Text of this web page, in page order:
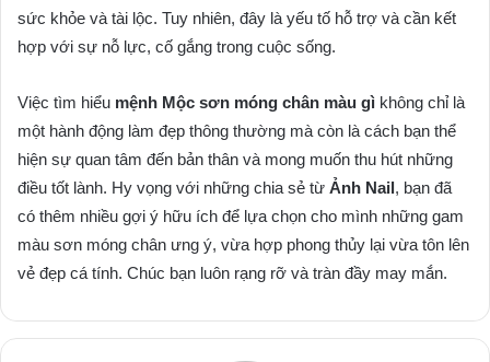
sức khỏe và tài lộc. Tuy nhiên, đây là yếu tố hỗ trợ và cần kết
hợp với sự nỗ lực, cố gắng trong cuộc sống.
Việc tìm hiểu mệnh Mộc sơn móng chân màu gì không chỉ là
một hành động làm đẹp thông thường mà còn là cách bạn thể
hiện sự quan tâm đến bản thân và mong muốn thu hút những
điều tốt lành. Hy vọng với những chia sẻ từ Ảnh Nail, bạn đã
có thêm nhiều gợi ý hữu ích để lựa chọn cho mình những gam
màu sơn móng chân ưng ý, vừa hợp phong thủy lại vừa tôn lên
vẻ đẹp cá tính. Chúc bạn luôn rạng rỡ và tràn đầy may mắn.